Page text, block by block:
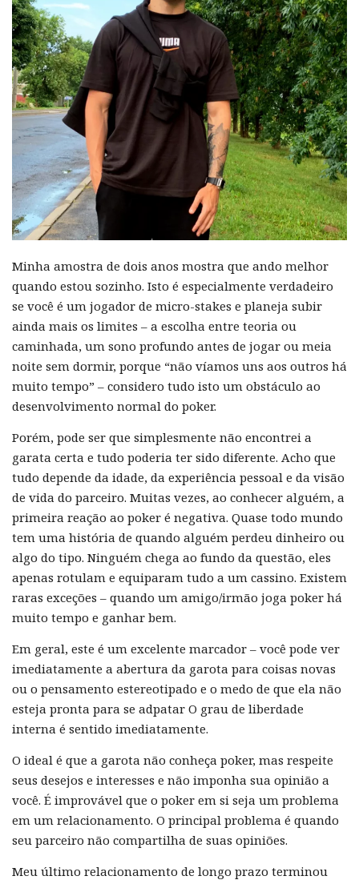
Minha amostra de dois anos mostra que ando melhor
quando estou sozinho. Isto é especialmente verdadeiro
se você é um jogador de micro-stakes e planeja subir
ainda mais os limites – a escolha entre teoria ou
caminhada, um sono profundo antes de jogar ou meia
noite sem dormir, porque “não víamos uns aos outros há
muito tempo” – considero tudo isto um obstáculo ao
desenvolvimento normal do poker.
Porém, pode ser que simplesmente não encontrei a
garata certa e tudo poderia ter sido diferente. Acho que
tudo depende da idade, da experiência pessoal e da visão
de vida do parceiro. Muitas vezes, ao conhecer alguém, a
primeira reação ao poker é negativa. Quase todo mundo
tem uma história de quando alguém perdeu dinheiro ou
algo do tipo. Ninguém chega ao fundo da questão, eles
apenas rotulam e equiparam tudo a um cassino. Existem
raras exceções – quando um amigo/irmão joga poker há
muito tempo e ganhar bem.
Em geral, este é um excelente marcador – você pode ver
imediatamente a abertura da garota para coisas novas
ou o pensamento estereotipado e o medo de que ela não
esteja pronta para se adpatar O grau de liberdade
interna é sentido imediatamente.
O ideal é que a garota não conheça poker, mas respeite
seus desejos e interesses e não imponha sua opinião a
você. É improvável que o poker em si seja um problema
em um relacionamento. O principal problema é quando
seu parceiro não compartilha de suas opiniões.
Meu último relacionamento de longo prazo terminou